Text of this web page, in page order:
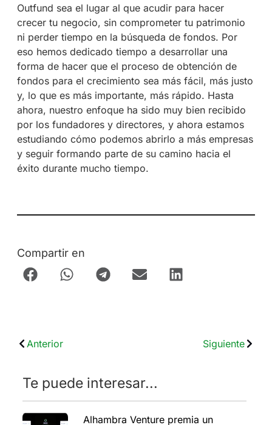
Outfund sea el lugar al que acudir para hacer
crecer tu negocio, sin comprometer tu patrimonio
ni perder tiempo en la búsqueda de fondos. Por
eso hemos dedicado tiempo a desarrollar una
forma de hacer que el proceso de obtención de
fondos para el crecimiento sea más fácil, más justo
y, lo que es más importante, más rápido. Hasta
ahora, nuestro enfoque ha sido muy bien recibido
por los fundadores y directores, y ahora estamos
estudiando cómo podemos abrirlo a más empresas
y seguir formando parte de su camino hacia el
éxito durante mucho tiempo.
Compartir en
Anterior Siguiente
Te puede interesar...
Alhambra Venture premia un